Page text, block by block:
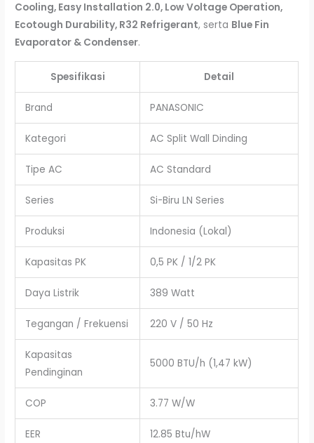
Cooling, Easy Installation 2.0, Low Voltage Operation,
Ecotough Durability, R32 Refrigerant, serta Blue Fin
Evaporator & Condenser.
Spesifikasi Detail
Brand PANASONIC
Kategori AC Split Wall Dinding
Tipe AC AC Standard
Series Si-Biru LN Series
Produksi Indonesia (Lokal)
Kapasitas PK 0,5 PK / 1/2 PK
Daya Listrik 389 Watt
Tegangan / Frekuensi 220 V / 50 Hz
Kapasitas
Pendinginan
5000 BTU/h (1,47 kW)
COP 3.77 W/W
EER 12.85 Btu/hW